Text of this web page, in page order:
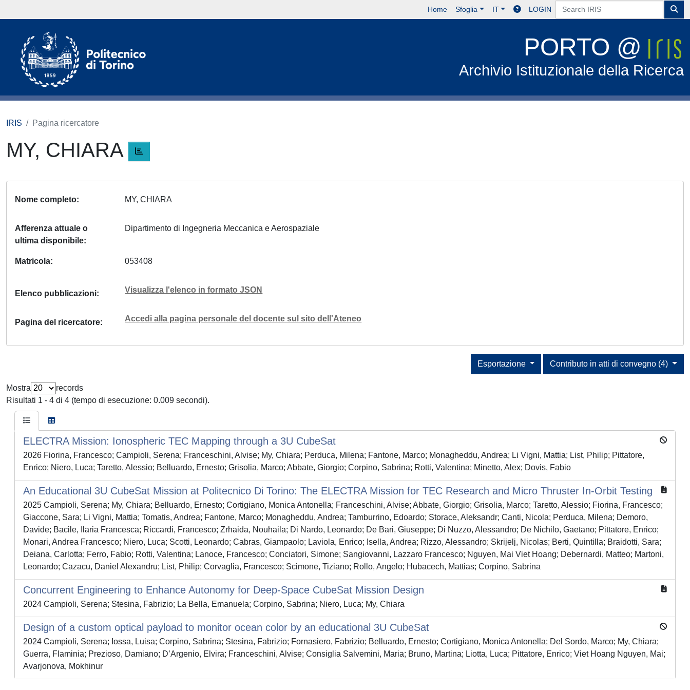
Home Sfoglia IT LOGIN
PORTO @
Archivio Istituzionale della Ricerca
IRIS Pagina ricercatore
MY, CHIARA
Nome completo MY, CHIARA
Afferenza attuale o
ultima disponibile
Dipartimento di Ingegneria Meccanica e Aerospaziale
Matricola 053408
Elenco pubblicazioni Visualizza l'elenco in formato JSON
Pagina del ricercatore Accedi alla pagina personale del docente sul sito dell'Ateneo
Contributo in atti di convegno (4)
Esportazione
Mostra
records
Risultati 1 - 4 di 4 (tempo di esecuzione: 0.009 secondi).
ELECTRA Mission: Ionospheric TEC Mapping through a 3U CubeSat
2026 Fiorina, Francesco; Campioli, Serena; Franceschini, Alvise; My, Chiara; Perduca, Milena; Fantone, Marco; Monagheddu, Andrea; Li Vigni, Mattia; List, Philip; Pittatore,
Enrico; Niero, Luca; Taretto, Alessio; Belluardo, Ernesto; Grisolia, Marco; Abbate, Giorgio; Corpino, Sabrina; Rotti, Valentina; Minetto, Alex; Dovis, Fabio
An Educational 3U CubeSat Mission at Politecnico Di Torino: The ELECTRA Mission for TEC Research and Micro Thruster In-Orbit Testing
2025 Campioli, Serena; My, Chiara; Belluardo, Ernesto; Cortigiano, Monica Antonella; Franceschini, Alvise; Abbate, Giorgio; Grisolia, Marco; Taretto, Alessio; Fiorina, Francesco;
Giaccone, Sara; Li Vigni, Mattia; Tomatis, Andrea; Fantone, Marco; Monagheddu, Andrea; Tamburrino, Edoardo; Storace, Aleksandr; Canti, Nicola; Perduca, Milena; Demoro,
Davide; Bacile, Ilaria Francesca; Riccardi, Francesco; Zrhaida, Nouhaila; Di Nardo, Leonardo; De Bari, Giuseppe; Di Nuzzo, Alessandro; De Nichilo, Gaetano; Pittatore, Enrico;
Monari, Andrea Francesco; Niero, Luca; Scotti, Leonardo; Cabras, Giampaolo; Laviola, Enrico; Isella, Andrea; Rizzo, Alessandro; Skrijelj, Nicolas; Berti, Quintilla; Braidotti, Sara;
Deiana, Carlotta; Ferro, Fabio; Rotti, Valentina; Lanoce, Francesco; Conciatori, Simone; Sangiovanni, Lazzaro Francesco; Nguyen, Mai Viet Hoang; Debernardi, Matteo; Martoni,
Leonardo; Cazacu, Daniel Alexandru; List, Philip; Corvaglia, Francesco; Scimone, Tiziano; Rollo, Angelo; Hubacech, Mattias; Corpino, Sabrina
Concurrent Engineering to Enhance Autonomy for Deep-Space CubeSat Mission Design
2024 Campioli, Serena; Stesina, Fabrizio; La Bella, Emanuela; Corpino, Sabrina; Niero, Luca; My, Chiara
Design of a custom optical payload to monitor ocean color by an educational 3U CubeSat
2024 Campioli, Serena; Iossa, Luisa; Corpino, Sabrina; Stesina, Fabrizio; Fornasiero, Fabrizio; Belluardo, Ernesto; Cortigiano, Monica Antonella; Del Sordo, Marco; My, Chiara;
Guerra, Flaminia; Prezioso, Damiano; D’Argenio, Elvira; Franceschini, Alvise; Consiglia Salvemini, Maria; Bruno, Martina; Liotta, Luca; Pittatore, Enrico; Viet Hoang Nguyen, Mai;
Avarjonova, Mokhinur